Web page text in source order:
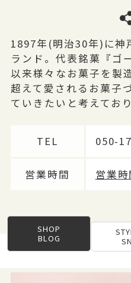
1897年(明治30年)に神
ランド。代表銘菓『ゴ
以来様々なお菓子を製
超えて愛されるお菓子
ていきたいと考えており
TEL 050-
営業時間 営業
SHOP
BLOG